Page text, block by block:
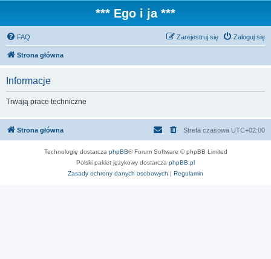
*** Ego i ja ***
FAQ Zaloguj się
Zarejestruj się
Strona główna
Informacje
Trwają prace techniczne
Strona główna Strefa czasowa UTC+02:00
Technologię dostarcza phpBB® Forum Software © phpBB Limited
Polski pakiet językowy dostarcza phpBB.pl
Zasady ochrony danych osobowych | Regulamin